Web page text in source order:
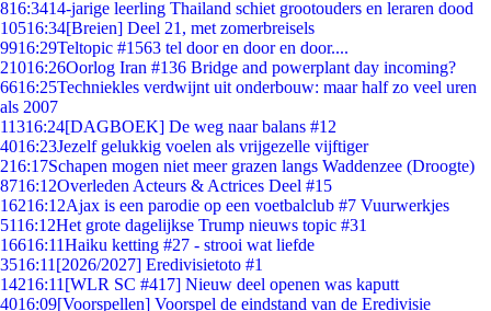
816:3414-jarige leerling Thailand schiet grootouders en leraren dood
10516:34[Breien] Deel 21, met zomerbreisels
9916:29Teltopic #1563 tel door en door en door....
21016:26Oorlog Iran #136 Bridge and powerplant day incoming?
6616:25Techniekles verdwijnt uit onderbouw: maar half zo veel uren
als 2007
11316:24[DAGBOEK] De weg naar balans #12
4016:23Jezelf gelukkig voelen als vrijgezelle vijftiger
216:17Schapen mogen niet meer grazen langs Waddenzee (Droogte)
8716:12Overleden Acteurs & Actrices Deel #15
16216:12Ajax is een parodie op een voetbalclub #7 Vuurwerkjes
5116:12Het grote dagelijkse Trump nieuws topic #31
16616:11Haiku ketting #27 - strooi wat liefde
3516:11 [2026/2027] Eredivisietoto #1
14216:11 [WLR SC #417] Nieuw deel openen was kaputt
4016:09[Voorspellen] Voorspel de eindstand van de Eredivisie